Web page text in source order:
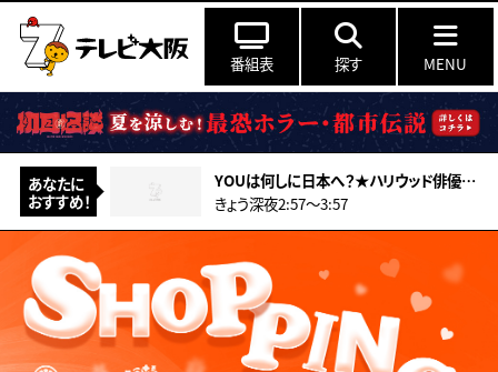
番組表 探す MENU
あなたに
おすすめ！
YOUは何しに日本へ？★ハリウッド俳優ガチ密着＆産まれた子に初対面
きょう深夜2:57〜3:57